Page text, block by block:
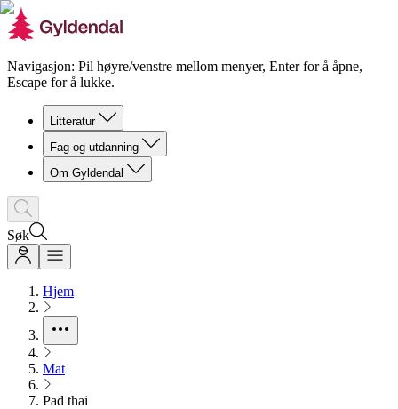
Navigasjon: Pil høyre/venstre mellom menyer, Enter for å åpne,
Escape for å lukke.
Litteratur
Fag og utdanning
Om Gyldendal
Søk
Hjem
Mat
Pad thai